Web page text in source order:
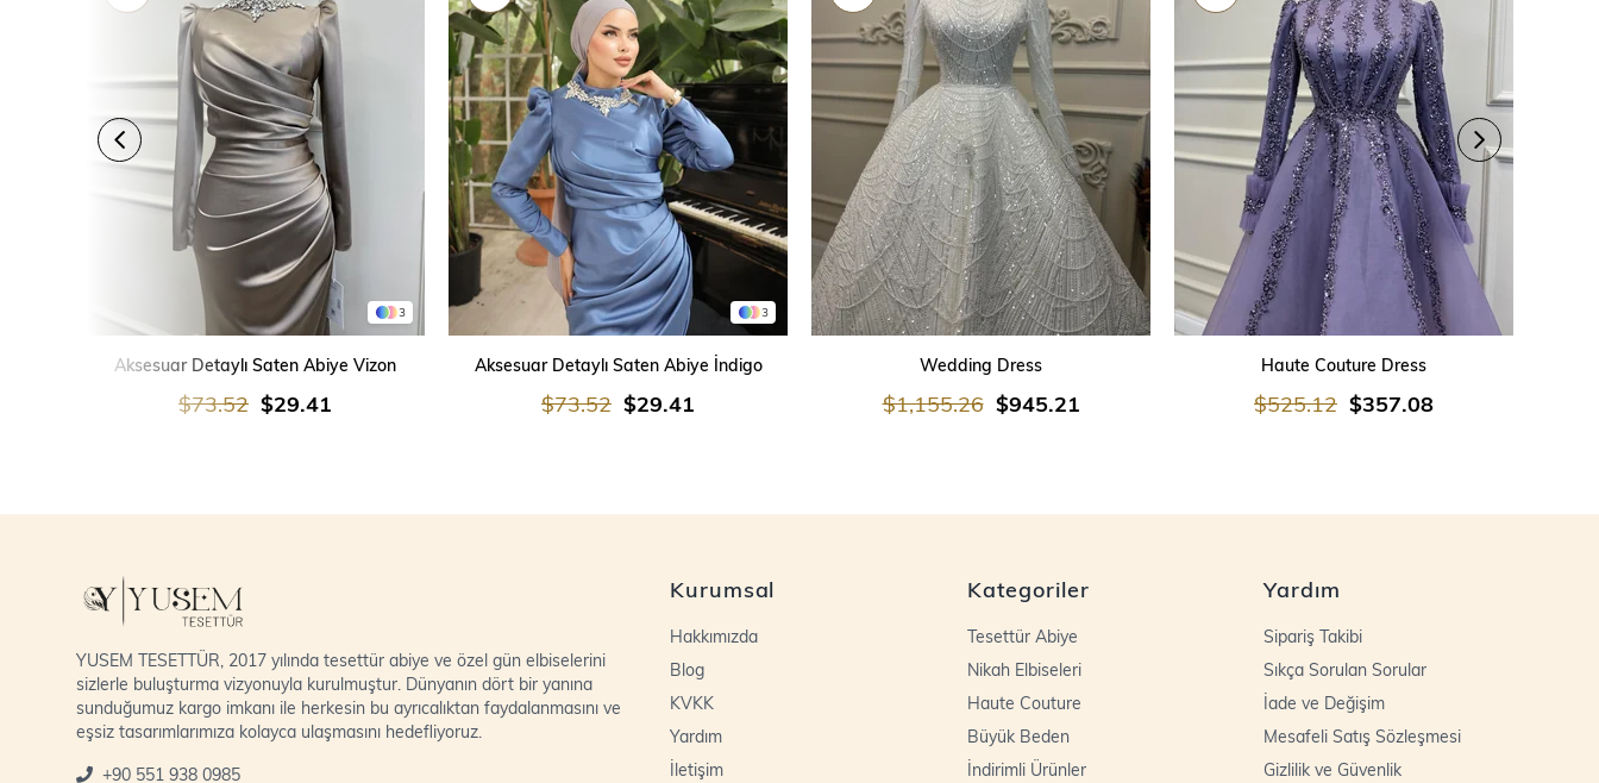
3
Aksesuar Detaylı Saten Abiye Vizon
$29.41
$73.52
3
Aksesuar Detaylı Saten Abiye İndigo
$29.41
$73.52
Wedding Dress
$945.21
$1,155.26
Haute Couture Dress
$357.08
$525.12
YUSEM TESETTÜR, 2017 yılında tesettür abiye ve özel gün elbiselerini
sizlerle buluşturma vizyonuyla kurulmuştur. Dünyanın dört bir yanına
sunduğumuz kargo imkanı ile herkesin bu ayrıcalıktan faydalanmasını ve
eşsiz tasarımlarımıza kolayca ulaşmasını hedefliyoruz.
+90 551 938 0985
Kurumsal
Hakkımızda
Blog
KVKK
Yardım
İletişim
Kategoriler
Tesettür Abiye
Nikah Elbiseleri
Haute Couture
Büyük Beden
İndirimli Ürünler
Yardım
Sipariş Takibi
Sıkça Sorulan Sorular
İade ve Değişim
Mesafeli Satış Sözleşmesi
Gizlilik ve Güvenlik